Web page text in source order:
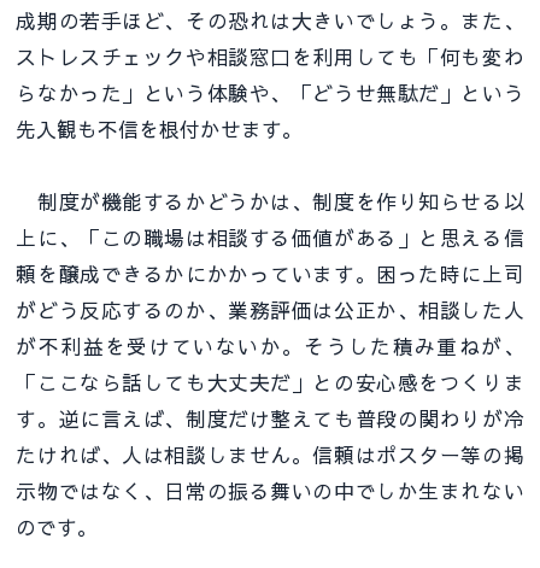
成期の若手ほど、その恐れは大きいでしょう。また、
ストレスチェックや相談窓口を利用しても「何も変わ
らなかった」という体験や、「どうせ無駄だ」という
先入観も不信を根付かせます。
制度が機能するかどうかは、制度を作り知らせる以
上に、「この職場は相談する価値がある」と思える信
頼を醸成できるかにかかっています。困った時に上司
がどう反応するのか、業務評価は公正か、相談した人
が不利益を受けていないか。そうした積み重ねが、
「ここなら話しても大丈夫だ」との安心感をつくりま
す。逆に言えば、制度だけ整えても普段の関わりが冷
たければ、人は相談しません。信頼はポスター等の掲
示物ではなく、日常の振る舞いの中でしか生まれない
のです。